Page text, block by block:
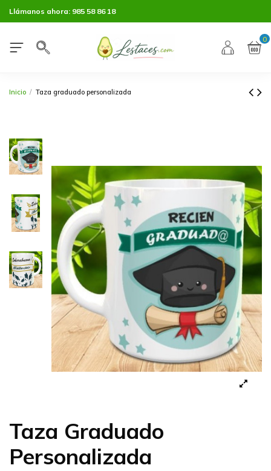
Llámanos ahora: 985 58 86 18
0
Inicio Taza graduado personalizada
Taza Graduado
Personalizada